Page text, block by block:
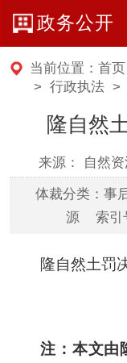
政务公开
当前位置： 首页
> 行政执法 >
隆自然
来源： 自然
体裁分类：事
源 索引
隆自然土罚
注：本文由